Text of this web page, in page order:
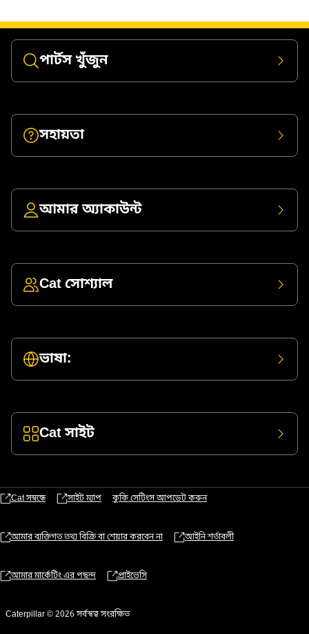
পার্টস খুঁজুন
সহায়তা
আমার অ্যাকাউন্ট
Cat সোশ্যাল
ভাষা:
Cat সাইট
Cat সম্বন্ধে সাইট ম্যাপ কুকি সেটিংস আপডেট করুন
আমার ব্যক্তিগত তথ্য বিক্রি বা শেয়ার করবেন না আইনি শর্তাবলী
আমার মার্কেটিং এর পছন্দ প্রাইভেসি
Caterpillar © 2026 সর্বস্বত্ব সংরক্ষিত